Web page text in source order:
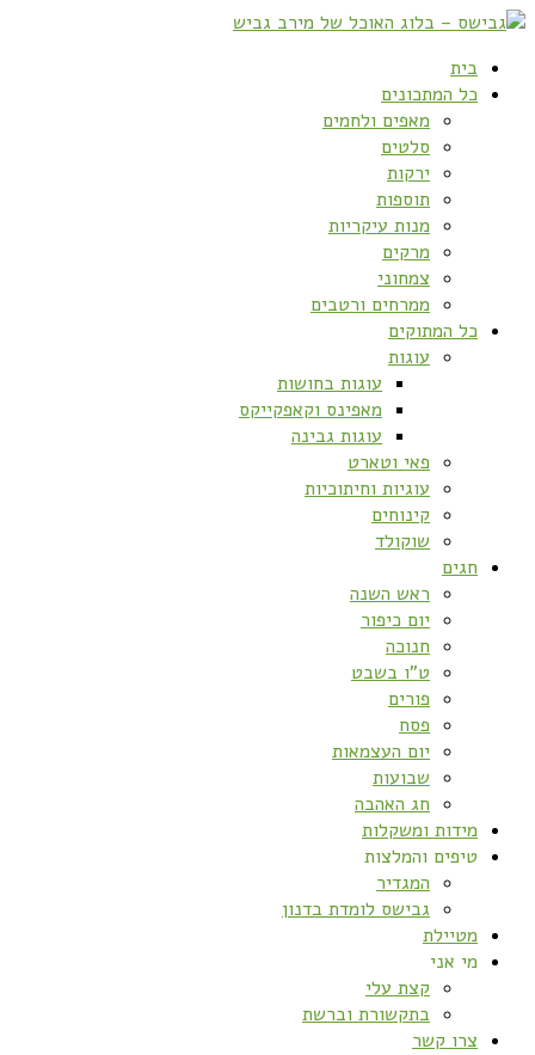
בית
כל המתכונים
מאפים ולחמים
סלטים
ירקות
תוספות
מנות עיקריות
מרקים
צמחוני
ממרחים ורטבים
כל המתוקים
עוגות
עוגות בחושות
מאפינס וקאפקייקס
עוגות גבינה
פאי וטארט
עוגיות וחיתוכיות
קינוחים
שוקולד
חגים
ראש השנה
יום כיפור
חנוכה
ט”ו בשבט
פורים
פסח
יום העצמאות
שבועות
חג האהבה
מידות ומשקלות
טיפים והמלצות
המגדיר
גבישס לומדת בדנון
מטיילת
מי אני
קצת עלי
בתקשורת וברשת
צרו קשר